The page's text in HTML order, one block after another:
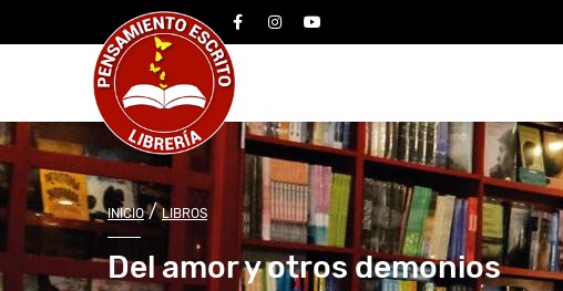
facebookinstagram
youtube
INICIO/LIBROS
Del amor y otros demonios